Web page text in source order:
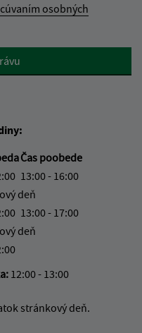
osobných
Čas poobede
13:00 - 16:00
deň
13:00 - 17:00
deň
12:00 - 13:00
stránkový deň.